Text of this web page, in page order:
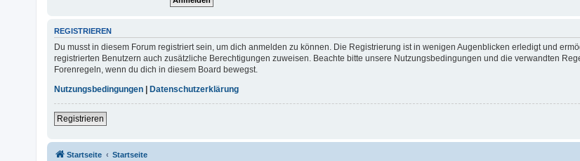
REGISTRIEREN
Du musst in diesem Forum registriert sein, um dich anmelden zu können. Die Registrierung ist in wenigen Augenblicken erledigt und
registrierten Benutzern auch zusätzliche Berechtigungen zuweisen. Beachte bitte unsere Nutzungsbedingungen und die verwandten
Forenregeln, wenn du dich in diesem Board bewegst.
Nutzungsbedingungen
Datenschutzerklärung
Registrieren
Startseite Startseite